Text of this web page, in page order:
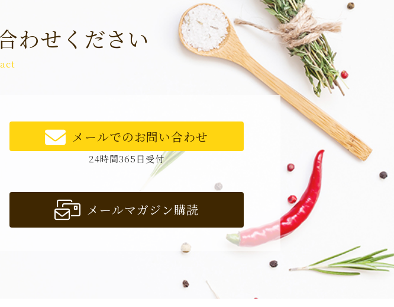
わせください
メールでのお問い合わせ
24時間365日受付
メールマガジン購読